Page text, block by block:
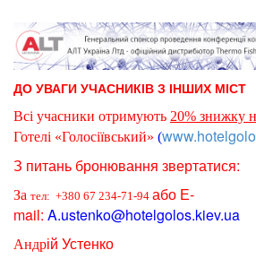
ДО УВАГИ УЧАСНИКІВ З ІНШИХ МІСТ
Всі учасники отримують 20% знижку
Готелі «Голосіївський» (
З питань бронювання звертатися:
За тел: +380 67 234-71-94 або Е-
mail: A.ustenko@hotelgolos.kiev.ua
Андрій Устенко